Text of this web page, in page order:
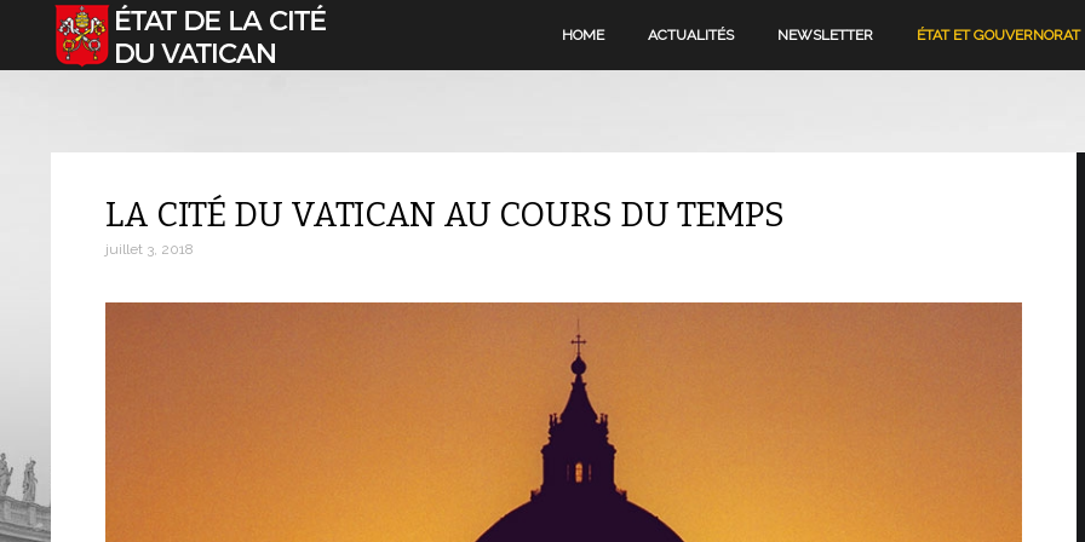
Sélectionnez votre langue HOME ACTUALITÉS NEWSLETTER ÉTAT ET GOUVERNORAT
LA CITÉ DU VATICAN AU COURS DU TEMPS
juillet 3, 2018